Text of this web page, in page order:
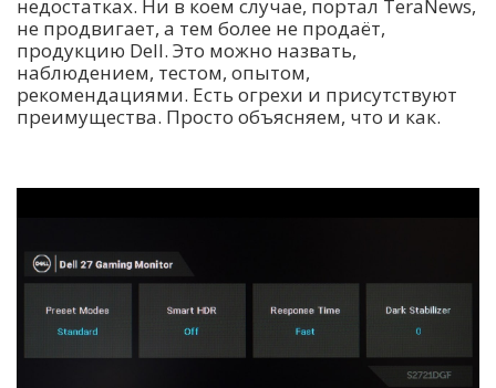
недостатках. Ни в коем случае, портал TeraNews,
не продвигает, а тем более не продаёт,
продукцию Dell. Это можно назвать,
наблюдением, тестом, опытом,
рекомендациями. Есть огрехи и присутствуют
преимущества. Просто объясняем, что и как.